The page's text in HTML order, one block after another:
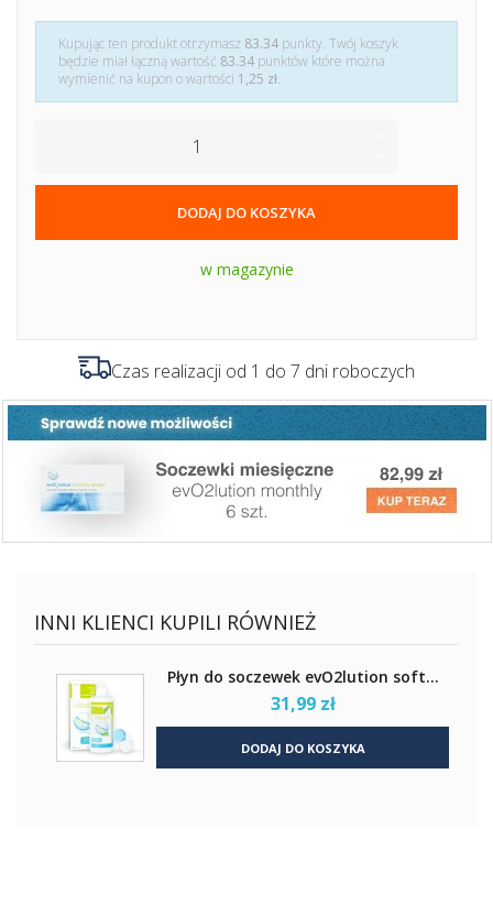
Kupując ten produkt otrzymasz 83.34 punkty. Twój koszyk
będzie miał łączną wartość 83.34 punktów które można
wymienić na kupon o wartości 1,25 zł.
DODAJ DO KOSZYKA
w magazynie
Czas realizacji od 1 do 7 dni roboczych
INNI KLIENCI KUPILI RÓWNIEŻ
Płyn do soczewek evO2lution soft...
31,99 zł
DODAJ DO KOSZYKA